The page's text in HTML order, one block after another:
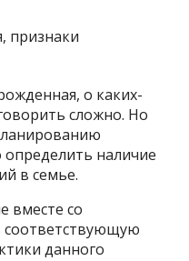
о каких-
сложно. Но
наличие
в семье.
вместе со
соответствующую
данного